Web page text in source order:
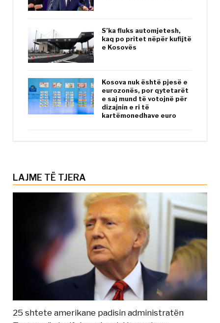
S’ka fluks automjetesh,
kaq po pritet nëpër kufijtë
e Kosovës
Kosova nuk është pjesë e
eurozonës, por qytetarët
e saj mund të votojnë për
dizajnin e ri të
kartëmonedhave euro
LAJME TË TJERA
25 shtete amerikane padisin administratën